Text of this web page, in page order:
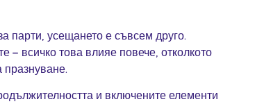
парти, усещането е съвсем друго.
– всичко това влияе повече, отколкото
и включените елементи